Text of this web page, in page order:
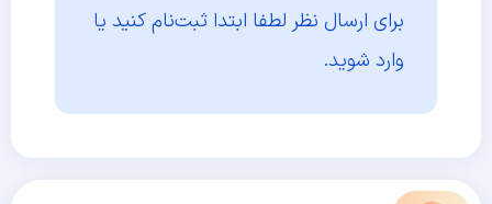
برای ارسال نظر لطفا ابتدا ثبت‌نام کنید یا
وارد شوید.